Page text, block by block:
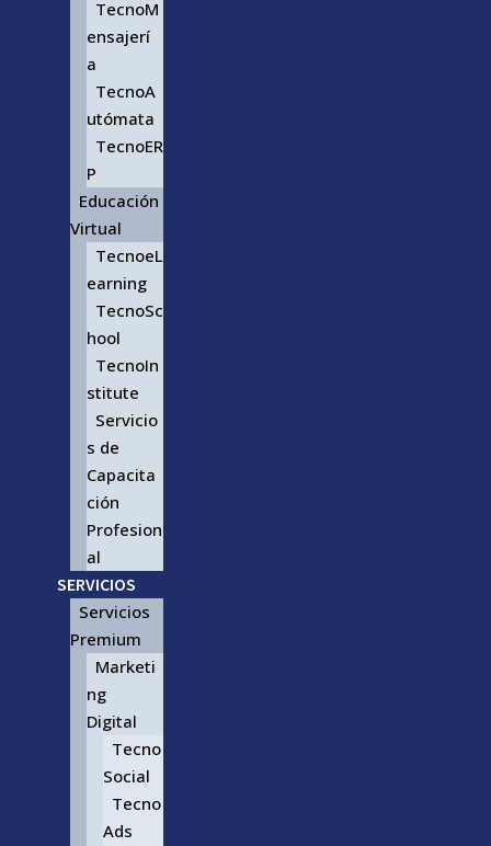
TecnoM
ensajerí
a
TecnoA
utómata
TecnoER
P
Educación
Virtual
TecnoeL
earning
TecnoSc
hool
TecnoIn
stitute
Servicio
s de
Capacita
ción
Profesion
al
SERVICIOS
Servicios
Premium
Marketi
ng
Digital
Tecno
Social
Tecno
Ads